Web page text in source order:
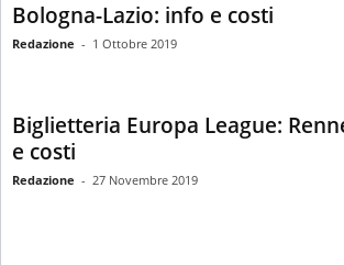
Bologna-Lazio: info e costi
Redazione - 1 Ottobre 2019
Biglietteria Europa League:
e costi
Redazione - 27 Novembre 2019